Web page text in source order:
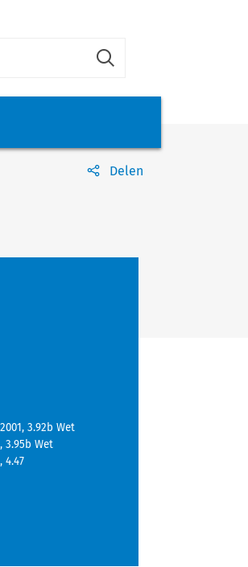
Delen
3.92b Wet
3.95b Wet
4.47